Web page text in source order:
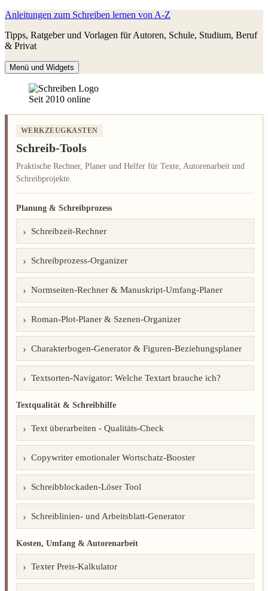
Zum
springen
Anleitungen zum Schreiben lernen von A-Z
Tipps, Ratgeber und Vorlagen für Autoren, Schule, Studium, Beruf
& Privat
Menü und Widgets
Seit 2010 online
WERKZEUGKASTEN
Schreib-Tools
Praktische Rechner, Planer und Helfer für Texte, Autorenarbeit und
Schreibprojekte.
Planung & Schreibprozess
Schreibzeit-Rechner
Schreibprozess-Organizer
Normseiten-Rechner & Manuskript-Umfang-Planer
Roman-Plot-Planer & Szenen-Organizer
Charakterbogen-Generator & Figuren-Beziehungsplaner
Textsorten-Navigator: Welche Textart brauche ich?
Textqualität & Schreibhilfe
Text überarbeiten - Qualitäts-Check
Copywriter emotionaler Wortschatz-Booster
Schreibblockaden-Löser Tool
Schreiblinien- und Arbeitsblatt-Generator
Kosten, Umfang & Autorenarbeit
Texter Preis-Kalkulator